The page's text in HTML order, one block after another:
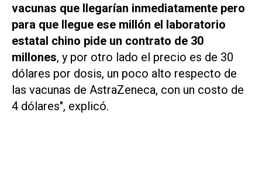
vacunas que llegarían inmediatamente pero
para que llegue ese millón el laboratorio
estatal chino pide un contrato de 30
millones, y por otro lado el precio es de 30
dólares por dosis, un poco alto respecto de
las vacunas de AstraZeneca, con un costo de
4 dólares", explicó.